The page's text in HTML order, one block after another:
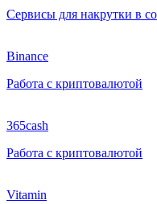
Сервисы для накрутки в
Binance
Работа с криптовалютой
365cash
Работа с криптовалютой
Vitamin